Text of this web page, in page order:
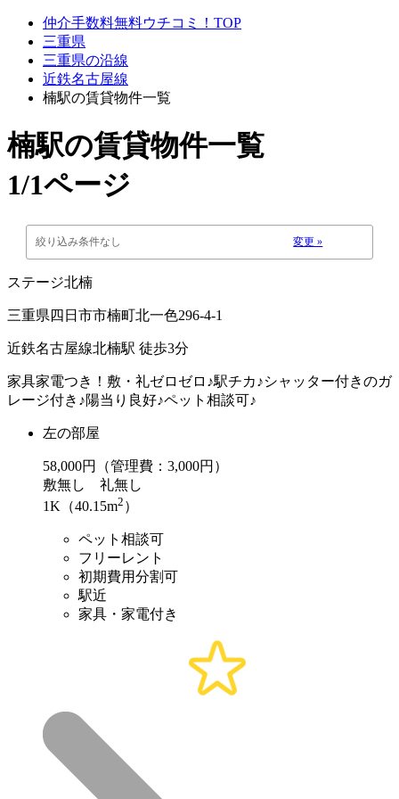
仲介手数料無料ウチコミ！TOP
三重県
三重県の沿線
近鉄名古屋線
楠駅の賃貸物件一覧
楠駅の賃貸物件一覧
1/1ページ
絞り込み条件なし 変更 »
ステージ北楠
三重県四日市市楠町北一色296-4-1
近鉄名古屋線北楠駅 徒歩3分
家具家電つき！敷・礼ゼロゼロ♪駅チカ♪シャッター付きのガ
レージ付き♪陽当り良好♪ペット相談可♪
左の部屋
58,000円（管理費：3,000円）
敷無し 礼無し
1K（40.15m2 ）
ペット相談可
フリーレント
初期費用分割可
駅近
家具・家電付き